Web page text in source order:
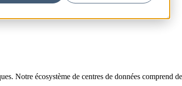
Notre écosystème de centres de données comprend